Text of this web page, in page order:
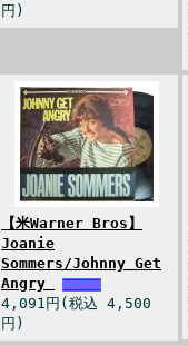
円)
【米Warner Bros】
Joanie
Sommers/Johnny Get
Angry
4,091円(税込 4,500
円)